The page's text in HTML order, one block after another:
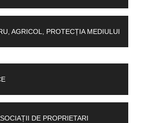
AGRICOL, PROTECȚIA MEDIULUI
DE PROPRIETARI